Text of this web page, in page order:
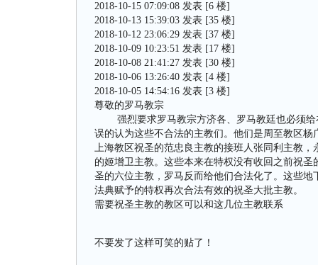
2018-10-15 07:09:08 发表 [6 楼]
2018-10-13 15:39:03 发表 [35 楼]
2018-10-12 23:06:29 发表 [37 楼]
2018-10-09 10:23:51 发表 [17 楼]
2018-10-08 21:41:27 发表 [30 楼]
2018-10-06 13:26:40 发表 [4 楼]
2018-10-05 14:54:16 发表 [3 楼]
尊敬的罗马教宗
强烈要求罗马教宗方济各、罗马教廷也必须给
误的认为这些不合法的主教们。他们是周至教区杨
上海教区祝圣的范忠良主教的接班人张同利主教
的姬增卫主教。这些本来在特权没有收回之前祝
圣的六位主教，罗马反而给他们合法化了。这些
法典赋予的特权再次合法有效的祝圣大批主教。
需要祝圣主教的教区可以和这几位主教联系
不要发了这样可笑的贴了！